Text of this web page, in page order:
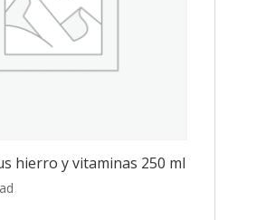
hierro y vitaminas 250 ml